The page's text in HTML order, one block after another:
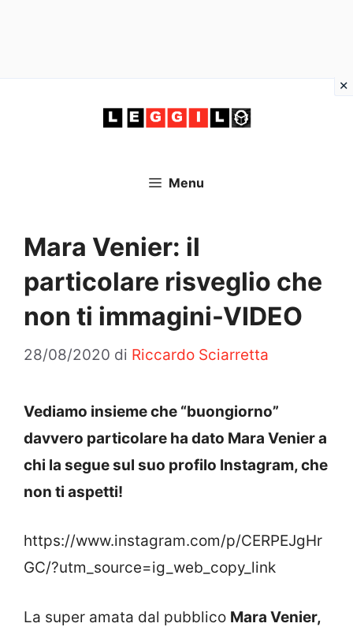
Menu
Mara Venier: il
particolare risveglio che
non ti immagini-VIDEO
28/08/2020 di Riccardo Sciarretta
Vediamo insieme che “buongiorno”
davvero particolare ha dato Mara Venier a
chi la segue sul suo profilo Instagram, che
non ti aspetti!
https://www.instagram.com/p/CERPEJgHr
GC/?utm_source=ig_web_copy_link
La super amata dal pubblico Mara Venier,